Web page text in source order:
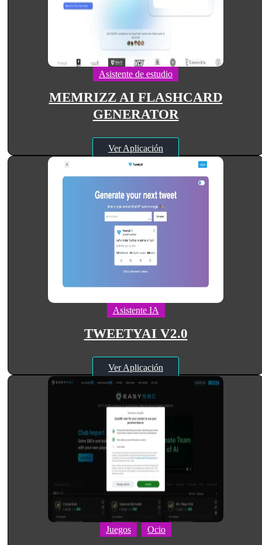
Asistente de estudio
MEMRIZZ AI FLASHCARD
GENERATOR
Ver Aplicación
Asistente IA
TWEETYAI V2.0
Ver Aplicación
Juegos Ocio